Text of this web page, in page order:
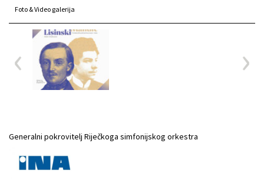
Foto & Video galerija
Generalni pokrovitelj Riječkoga simfonijskog orkestra